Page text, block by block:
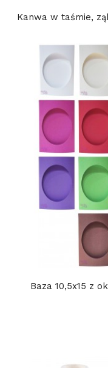
Kanwa w taśmie,
Baza 10,5x15 z